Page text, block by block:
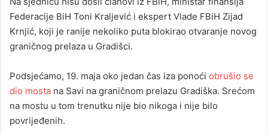
Federacije BiH Toni Kraljević i ekspert Vlade FBiH Zijad
Krnjić, koji je ranije nekoliko puta blokirao otvaranje novog
graničnog prelaza u Gradišci.
Podsjećamo, 19. maja oko jedan čas iza ponoći obrušio se
dio mosta na Savi na graničnom prelazu Gradiška. Srećom
na mostu u tom trenutku nije bio nikoga i nije bilo
povrijeđenih.